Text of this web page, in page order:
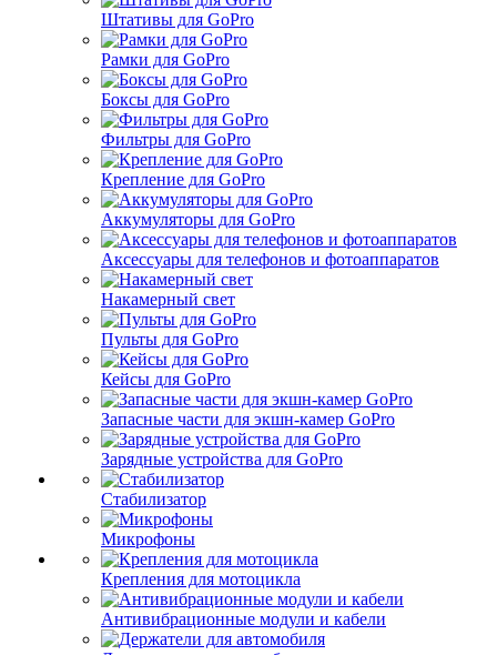
Штативы для GoPro
Рамки для GoPro
Боксы для GoPro
Фильтры для GoPro
Крепление для GoPro
Аккумуляторы для GoPro
Аксессуары для телефонов и фотоаппаратов
Накамерный свет
Пульты для GoPro
Кейсы для GoPro
Запасные части для экшн-камер GoPro
Зарядные устройства для GoPro
Стабилизатор
Микрофоны
Крепления для мотоцикла
Антивибрационные модули и кабели